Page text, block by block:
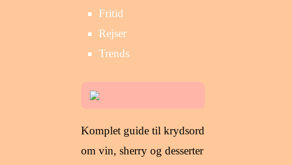
Fritid
Rejser
Trends
Komplet guide til krydsord
om vin, sherry og desserter